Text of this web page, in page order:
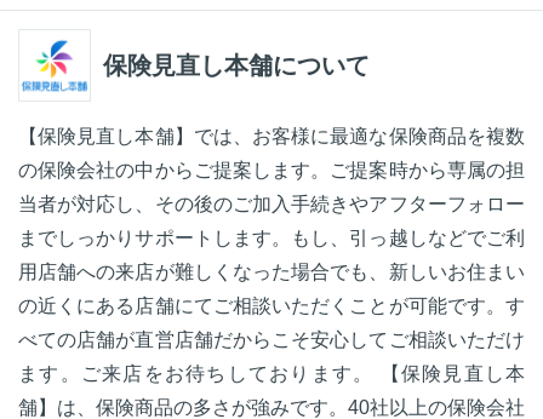
保険見直し本舗について
【保険見直し本舗】では、お客様に最適な保険商品を複数
の保険会社の中からご提案します。ご提案時から専属の担
当者が対応し、その後のご加入手続きやアフターフォロー
までしっかりサポートします。もし、引っ越しなどでご利
用店舗への来店が難しくなった場合でも、新しいお住まい
の近くにある店舗にてご相談いただくことが可能です。す
べての店舗が直営店舗だからこそ安心してご相談いただけ
ます。ご来店をお待ちしております。 【保険見直し本
舗】は、保険商品の多さが強みです。40社以上の保険会社